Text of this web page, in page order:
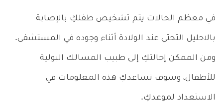
في معظم الحالات يتم تشخيص طفلكِ بالإصابة
بالاحليل التحتي عند الولادة أثناء وجوده في المستشفى.
ومن الممكن إحالتكِ إلى طبيب المسالك البولية
للأطفال، وسوف تساعدكِ هذه المعلومات في
الاستعداد لموعدكِ.